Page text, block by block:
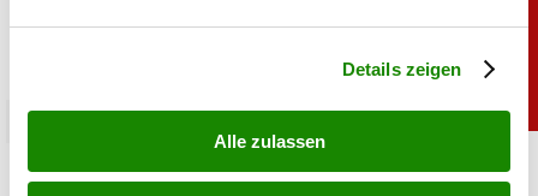
Details zeigen
Alle zulassen
Crazy Cheese Konkurs: Käse-Millionär